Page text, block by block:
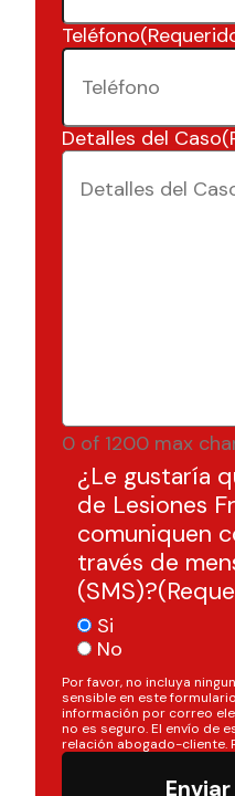
Teléfono
Detalles del Caso
0 of 1200 max
¿Le gustaría
de Lesiones
comuniquen
través de
(SMS)?
Si
No
Por favor, no incluya
sensible en este
información por correo
no es seguro. El envío de
relación abogado-cliente.